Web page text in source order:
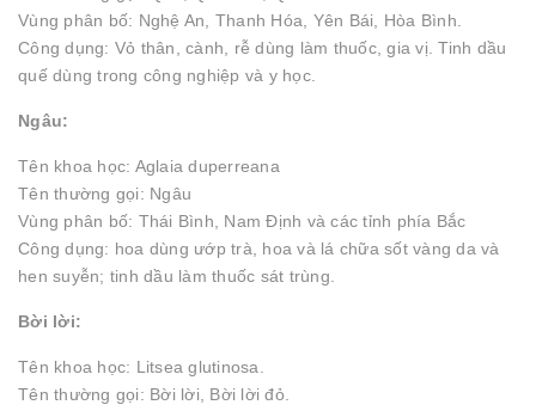
Vùng phân bố: Nghệ An, Thanh Hóa, Yên Bái, Hòa Bình.
Công dụng: Vỏ thân, cành, rễ dùng làm thuốc, gia vị. Tinh dầu
quế dùng trong công nghiệp và y học.
Ngâu:
Tên khoa học: Aglaia duperreana
Tên thường gọi: Ngâu
Vùng phân bố: Thái Bình, Nam Định và các tỉnh phía Bắc
Công dụng: hoa dùng ướp trà, hoa và lá chữa sốt vàng da và
hen suyễn; tinh dầu làm thuốc sát trùng.
Bời lời:
Tên khoa học: Litsea glutinosa.
Tên thường gọi: Bời lời, Bời lời đỏ.